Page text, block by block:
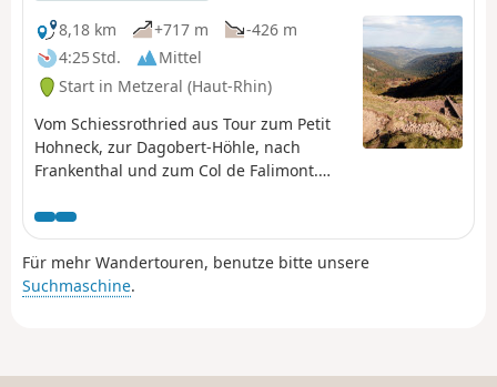
8,18 km
+717 m
-426 m
4:25 Std.
Mittel
Start in Metzeral (Haut-Rhin)
Vom Schiessrothried aus Tour zum Petit
Hohneck, zur Dagobert-Höhle, nach
Frankenthal und zum Col de Falimont.
befahrbar. Die Strecke zwischen (3), (4), (5)
und (6) ist vom 1. November bis zum 30.
April 2022 gesperrt (Präfekturbeschluss
vom 18. Mai 2022).
Für mehr Wandertouren, benutze bitte unsere
Suchmaschine.